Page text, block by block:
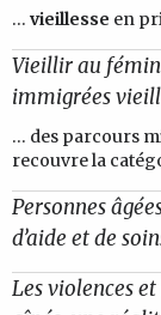
... vieillesse en
Vieillir au
immigrées
... des parcours
recouvre la
Personnes
d’aide et de
Les violences